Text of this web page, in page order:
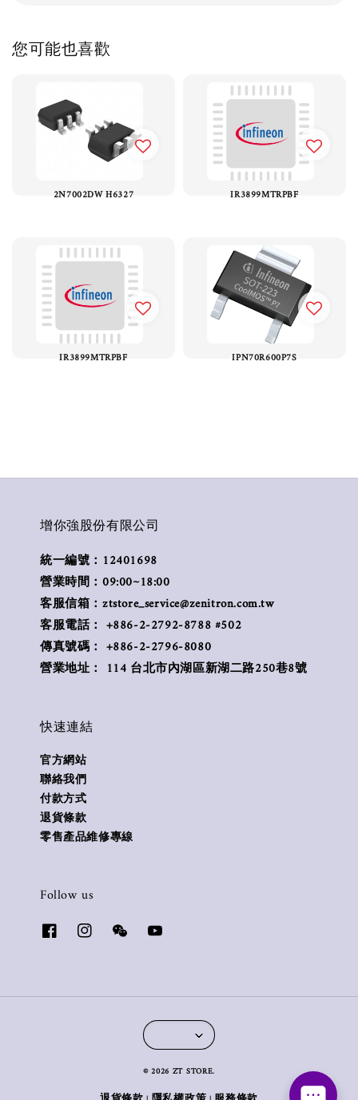
您可能也喜歡
2N7002DW H6327 IR3899MTRPBF
IR3899MTRPBF IPN70R600P7S
增你強股份有限公司
統一編號：12401698
營業時間：09:00~18:00
客服信箱：ztstore_service@zenitron.com.tw
客服電話： +886-2-2792-8788 #502
傳真號碼： +886-2-2796-8080
營業地址： 114 台北市內湖區新湖二路250巷8號
快速連結
官方網站
聯絡我們
付款方式
退貨條款
零售產品維修專線
Follow us
© 2026 ZT STORE.